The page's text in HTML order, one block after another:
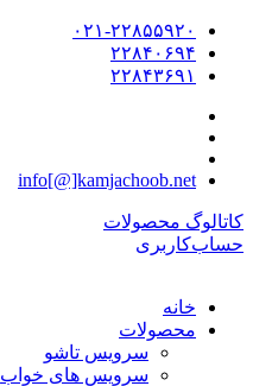
۰۲۱-۲۲۸۵۵۹۲۰
۲۲۸۴۰۶۹۴
۲۲۸۴۳۶۹۱
info[@]kamjachoob.net
کاتالوگ محصولات
حساب‌کاربری
خانه
محصولات
سرویس تاشو
سرویس های خواب